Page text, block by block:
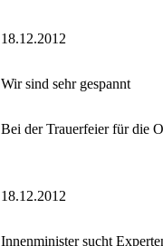
18.12.2012
Wir sind sehr gespannt
Bei der Trauerfeier für die
18.12.2012
Innenminister sucht